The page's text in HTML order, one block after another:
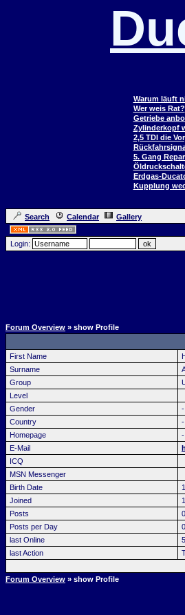
Warum läuft
Wer weis Rat?
Getriebe
Zylinderkopf
2,5 TDI die
5. Gang
Erdgas-
Kupplung
Search Calendar
Gallery
Login:
Forum Overview » show Profile
First Name
Surname
Group
Level
Gender
-
Country
-
Homepage
-
E-Mail
ICQ
MSN Messenger
Birth Date
Joined
Posts
0
Posts per Day
0
last Online
last Action
Forum Overview » show Profile